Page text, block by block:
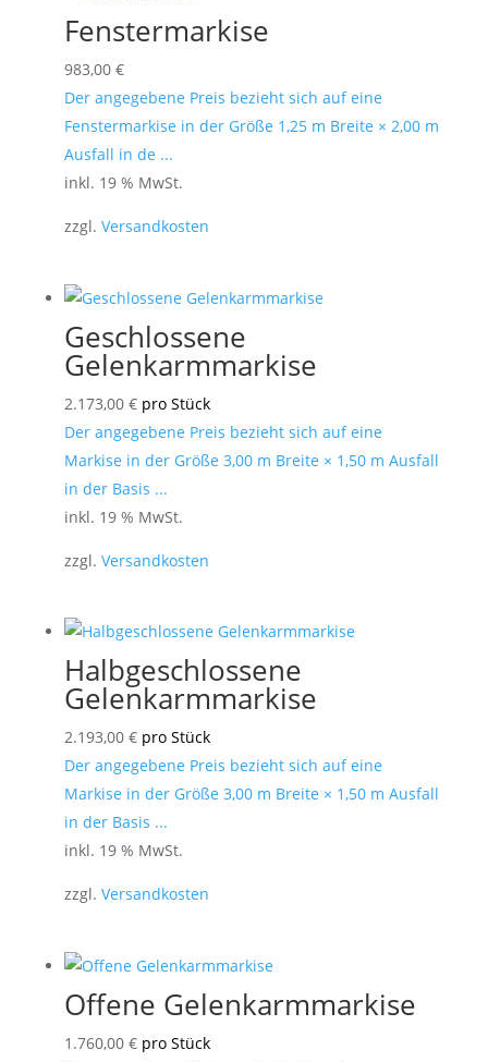
Fenstermarkise
983,00 €
Der angegebene Preis bezieht sich auf eine
Fenstermarkise in der Größe 1,25 m Breite × 2,00 m
Ausfall in de ...
inkl. 19 % MwSt.
zzgl. Versandkosten
Geschlossene
Gelenkarmmarkise
2.173,00 € pro Stück
Der angegebene Preis bezieht sich auf eine
Markise in der Größe 3,00 m Breite × 1,50 m Ausfall
in der Basis ...
inkl. 19 % MwSt.
zzgl. Versandkosten
Halbgeschlossene
Gelenkarmmarkise
2.193,00 € pro Stück
Der angegebene Preis bezieht sich auf eine
Markise in der Größe 3,00 m Breite × 1,50 m Ausfall
in der Basis ...
inkl. 19 % MwSt.
zzgl. Versandkosten
Offene Gelenkarmmarkise
1.760,00 € pro Stück